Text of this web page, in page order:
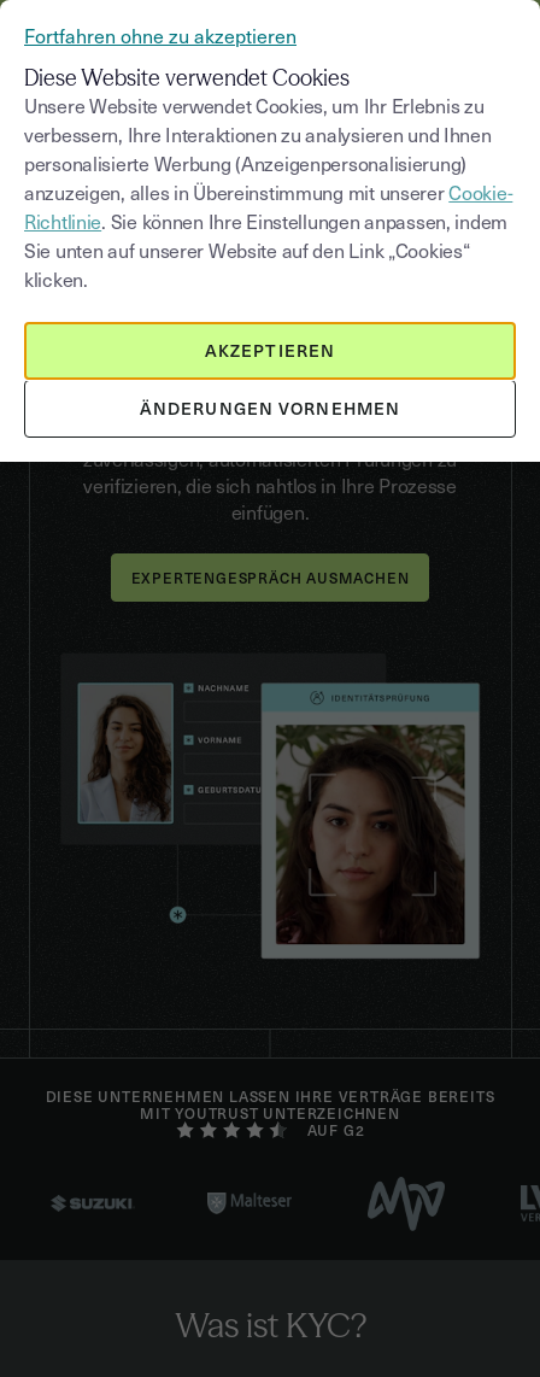
VERIFY
Schützen Sie Ihre
Customer-Journeys mit
Abläufen
KYC ist für den Schutz von Customer-Journeys und
die Vorbeugung von Betrug äußerst wichtig. Und
Verify hilft Ihnen dabei, Benutzeridentitäten mit
zuverlässigen, automatisierten Prüfungen zu
verifizieren, die sich nahtlos in Ihre Prozesse
einfügen.
EXPERTENGESPRÄCH AUSMACHEN
DIESE UNTERNEHMEN LASSEN IHRE VERTRÄGE BEREITS
MIT YOUTRUST UNTERZEICHNEN
AUF G2
Was ist KYC?
Fortfahren ohne zu akzeptieren
Diese Website verwendet Cookies
Unsere Website verwendet Cookies, um Ihr Erlebnis zu
verbessern, Ihre Interaktionen zu analysieren und Ihnen
personalisierte Werbung (Anzeigenpersonalisierung)
anzuzeigen, alles in Übereinstimmung mit unsererCookie-
Richtlinie. Sie können Ihre Einstellungen anpassen, indem
Sie unten auf unserer Website auf den Link „Cookies“
klicken.
ÄNDERUNGEN VORNEHMEN
AKZEPTIEREN